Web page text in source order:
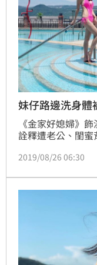
妹仔路邊洗身
《金家好媳婦》
詮釋遭老公、閨
生活，近日他現身
「形象沒包袱！太
2019/08/26 06:30